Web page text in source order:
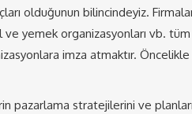
olduğunun bilincindeyiz.
yemek organizasyonları vb.
imza atmaktır.
pazarlama stratejilerini ve